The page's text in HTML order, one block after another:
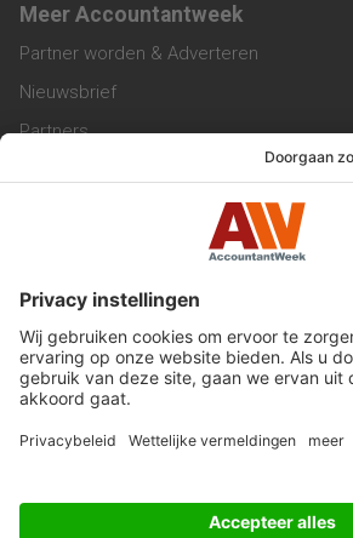
Meer Accountantweek
Partner worden & Adverteren
Nieuwsbrief
Partners
Werken bij ons
Privacy Statement
Algemene Voorwaarden
Privacyinstellingen